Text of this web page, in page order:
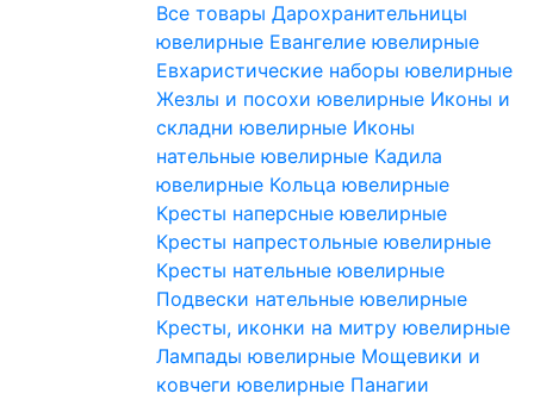
Все товары Дарохранительницы
ювелирные Евангелие ювелирные
Евхаристические наборы ювелирные
Жезлы и посохи ювелирные Иконы и
складни ювелирные Иконы
нательные ювелирные Кадила
ювелирные Кольца ювелирные
Кресты наперсные ювелирные
Кресты напрестольные ювелирные
Кресты нательные ювелирные
Подвески нательные ювелирные
Кресты, иконки на митру ювелирные
Лампады ювелирные Мощевики и
ковчеги ювелирные Панагии